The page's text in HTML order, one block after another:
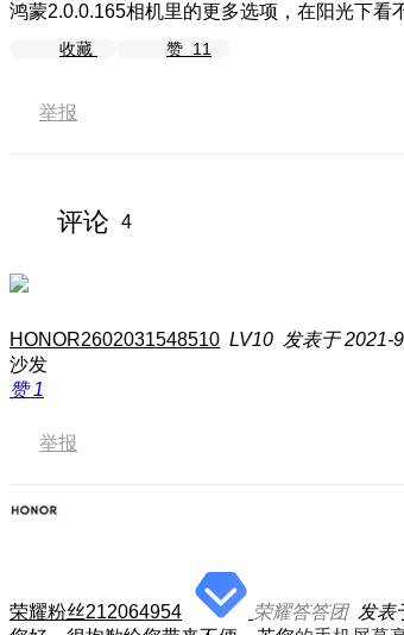
鸿蒙2.0.0.165相机里的更多选项，在阳光下看
收藏 赞 11
举报
评论 4
HONOR2602031548510 LV10 发表于 2021-
沙发
赞1
举报
荣耀粉丝212064954 荣耀答答团 发表